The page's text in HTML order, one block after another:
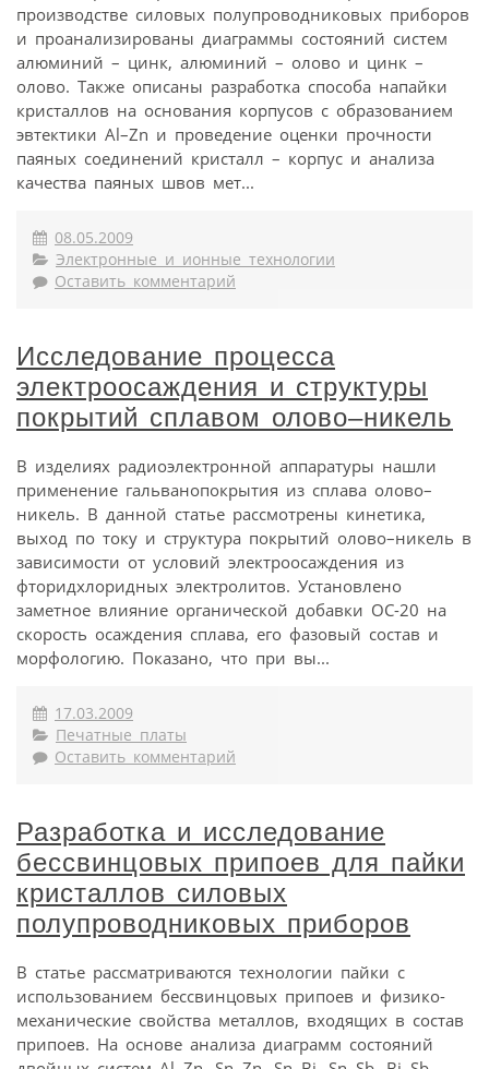
производстве силовых полупроводниковых приборов
и проанализированы диаграммы состояний систем
алюминий – цинк, алюминий – олово и цинк –
олово. Также описаны разработка способа напайки
кристаллов на основания корпусов с образованием
эвтектики Al–Zn и проведение оценки прочности
паяных соединений кристалл – корпус и анализа
качества паяных швов мет...
08.05.2009
Электронные и ионные технологии
Оставить комментарий
Исследование процесса
электроосаждения и структуры
покрытий сплавом олово–никель
В изделиях радиоэлектронной аппаратуры нашли
применение гальванопокрытия из сплава олово–
никель. В данной статье рассмотрены кинетика,
выход по току и структура покрытий олово–никель в
зависимости от условий электроосаждения из
фторидхлоридных электролитов. Установлено
заметное влияние органической добавки ОС-20 на
скорость осаждения сплава, его фазовый состав и
морфологию. Показано, что при вы...
17.03.2009
Печатные платы
Оставить комментарий
Разработка и исследование
бессвинцовых припоев для пайки
кристаллов силовых
полупроводниковых приборов
В статье рассматриваются технологии пайки с
использованием бессвинцовых припоев и физико-
механические свойства металлов, входящих в состав
припоев. На основе анализа диаграмм состояний